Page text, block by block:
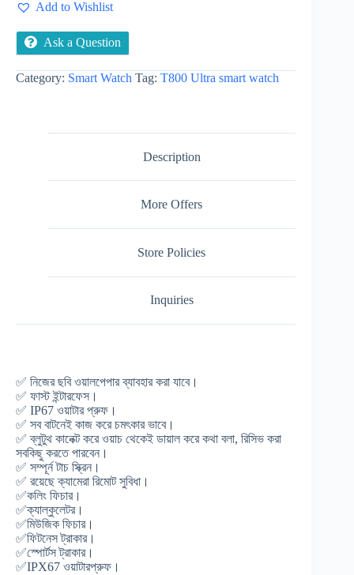
quantity
Add to Wishlist
Ask a Question
Category: Smart Watch Tag: T800 Ultra smart watch
Description
More Offers
Store Policies
Inquiries
✅ নিজের ছবি ওয়ালপেপার ব্যাবহার করা যাবে।
✅ ফাস্ট ইন্টারফেস।
✅ IP67 ওয়াটার প্রুফ।
✅ সব বাটনেই কাজ করে চমৎকার ভাবে।
✅ ব্লুটুথ কানেক্ট করে ওয়াচ থেকেই ডায়াল করে কথা বলা, রিসিভ করা
সবকিছু করতে পারবেন।
✅ সম্পূর্ন টাচ স্ক্রিন।
✅ রয়েছে ক্যামেরা রিমোট সুবিধা।
✅কলিং ফিচার।
✅ক্যাল্কুলেটর।
✅মিউজিক ফিচার।
✅ফিটনেস ট্রাকার।
✅স্পোর্টস ট্রাকার।
✅IPX67 ওয়াটারপ্রুফ।